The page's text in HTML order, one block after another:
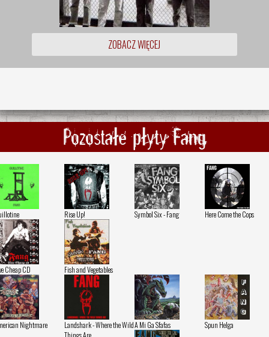
ZOBACZ WIĘCEJ
Pozostałe płyty Fang
Rise Up! Symbol Six - Fang Here Come the Cops
Cheap CD Fish and Vegetables
Nightmare
Landshark - Where the Wild
Things Are
A Mi Ga Sfafas Spun Helga